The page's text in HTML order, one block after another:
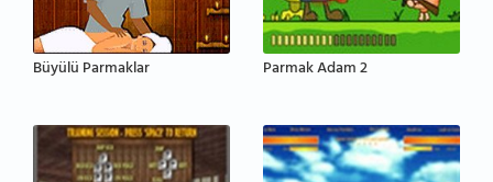
Büyülü Parmaklar Parmak Adam 2